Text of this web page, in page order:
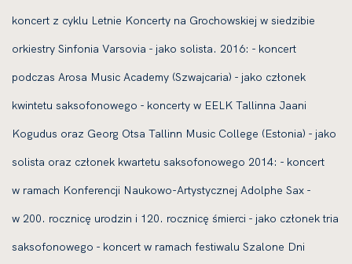
koncert z cyklu Letnie Koncerty na Grochowskiej w siedzibie
orkiestry Sinfonia Varsovia - jako solista. 2016: - koncert
podczas Arosa Music Academy (Szwajcaria) - jako członek
kwintetu saksofonowego - koncerty w EELK Tallinna Jaani
Kogudus oraz Georg Otsa Tallinn Music College (Estonia) - jako
solista oraz członek kwartetu saksofonowego 2014: - koncert
w ramach Konferencji Naukowo-Artystycznej Adolphe Sax -
w 200. rocznicę urodzin i 120. rocznicę śmierci - jako członek tria
saksofonowego - koncert w ramach festiwalu Szalone Dni